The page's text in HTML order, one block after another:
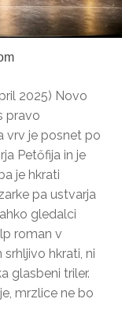
2025) Novo
pravo
vrv je posnet po
Petőfija in je
je hkrati
pa ustvarja
gledalci
roman v
hkrati, ni
glasbeni triler.
mrzlice ne bo